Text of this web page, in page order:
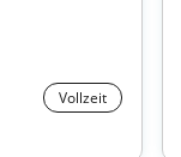
Vollzeit